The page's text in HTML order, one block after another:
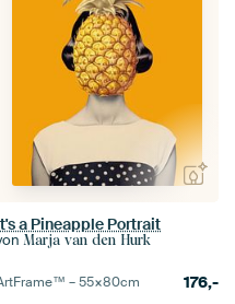
a Pineapple Portrait
Marja van den Hurk
–55×80cm 176,-